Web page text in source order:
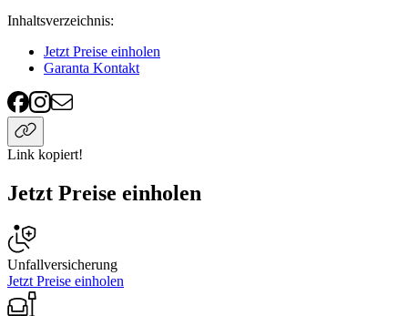
Inhaltsverzeichnis:
Jetzt Preise einholen
Garanta Kontakt
Link kopiert!
Jetzt Preise einholen
Unfallversicherung
Jetzt Preise einholen